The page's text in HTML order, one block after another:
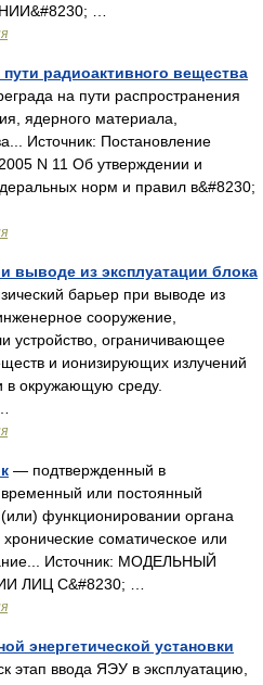
…
радиоактивного вещества
на пути распространения
ядерного материала,
Источник: Постановление
N 11 Об утверждении и
норм и правил в&#8230;
выводе из эксплуатации блока
барьер при выводе из
сооружение,
устройство, ограничивающее
и ионизирующих излучений
окружающую среду.
— подтвержденный в
или постоянный
(или) функционировании органа
соматическое или
Источник: МОДЕЛЬНЫЙ
ЛИЦ С&#8230; …
энергетической установки
этап ввода ЯЭУ в эксплуатацию,